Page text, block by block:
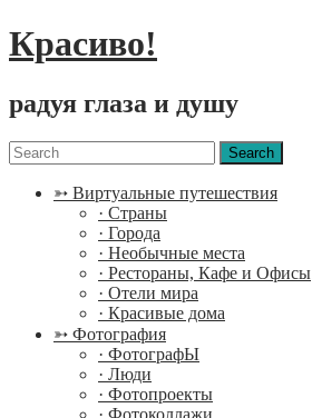
Красиво!
радуя глаза и душу
Menu
Search
for:
➳ Виртуальные путешествия
· Страны
· Города
· Необычные места
· Рестораны, Кафе и Офисы
· Отели мира
· Красивые дома
➳ Фотография
· ФотографЫ
· Люди
· Фотопроекты
· Фотоколлажи